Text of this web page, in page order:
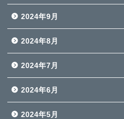
2024年9月
2024年8月
2024年7月
2024年6月
2024年5月